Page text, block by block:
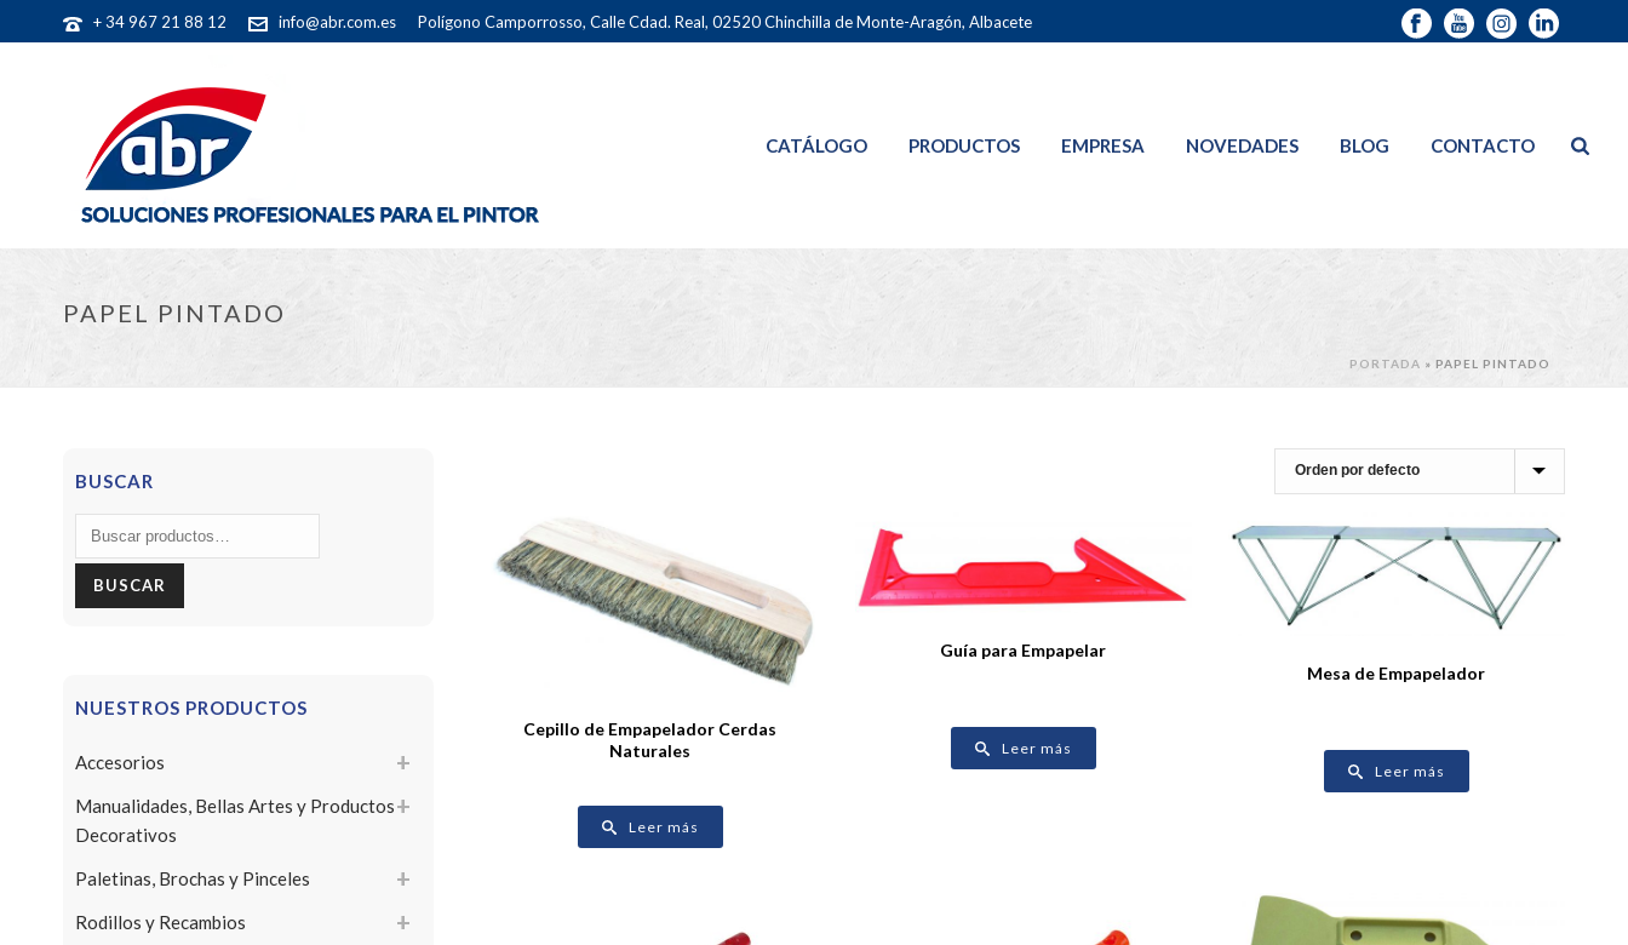
+ 34 967 21 88 12 info@abr.com.es Polígono Camporrosso, Calle Cdad. Real, 02520 Chinchilla de Monte-Aragón, Albacete
CATÁLOGO PRODUCTOS EMPRESA NOVEDADES BLOG CONTACTO
PAPEL PINTADO
PORTADA » PAPEL PINTADO
Cepillo de Empapelador Cerdas
Naturales
Leer más
Guía para Empapelar
Leer más
Mesa de Empapelador
Leer más
BUSCAR
Buscar
por:
BUSCAR
NUESTROS PRODUCTOS
Accesorios
Manualidades, Bellas Artes y Productos
Decorativos
Paletinas, Brochas y Pinceles
Rodillos y Recambios